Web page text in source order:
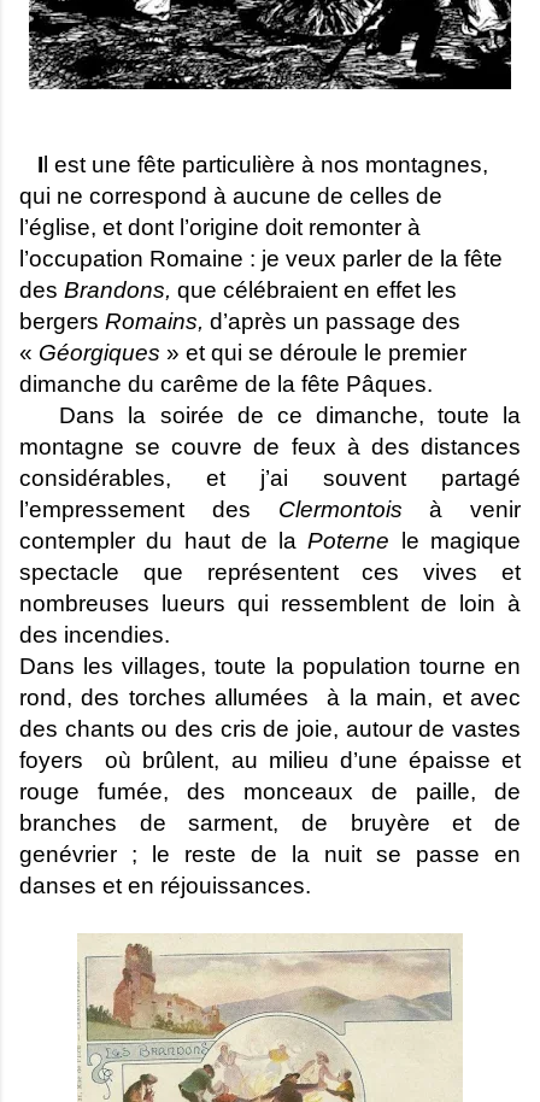
Il est une fête particulière à nos montagnes,
qui ne correspond à aucune de celles de
l’église, et dont l’origine doit remonter à
l’occupation Romaine : je veux parler de la fête
des Brandons, que célébraient en effet les
bergers Romains, d’après un passage des
« Géorgiques » et qui se déroule le premier
dimanche du carême de la fête Pâques.
Dans la soirée de ce dimanche, toute la
montagne se couvre de feux à des distances
considérables, et j’ai souvent partagé
l’empressement des Clermontois à venir
contempler du haut de laPoterne le magique
spectacle que représentent ces vives et
nombreuses lueurs qui ressemblent de loin à
des incendies.
Dans les villages, toute la population tourne en
rond, des torches allumées à la main, et avec
des chants ou des cris de joie, autour de vastes
foyers où brûlent, au milieu d’une épaisse et
rouge fumée, des monceaux de paille, de
branches de sarment, de bruyère et de
genévrier ; le reste de la nuit se passe en
danses et en réjouissances.